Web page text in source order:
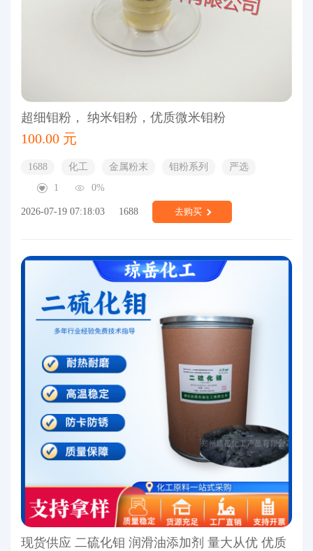
超细钼粉， 纳米钼粉，优质微米钼粉
100.00 元
1688 化工 金属粉末 钼粉系列
严选
1
0%
2026-07-19 07:18:03 1688 去购买
现货供应 二硫化钼 润滑油添加剂 量大从优 优质